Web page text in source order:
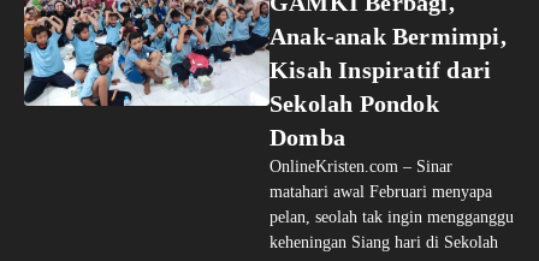
Anak-anak Bermimpi,
Kisah Inspiratif dari
Sekolah Pondok
Domba
OnlineKristen.com – Sinar
matahari awal Februari menyapa
pelan, seolah tak ingin mengganggu
keheningan Siang hari di Sekolah